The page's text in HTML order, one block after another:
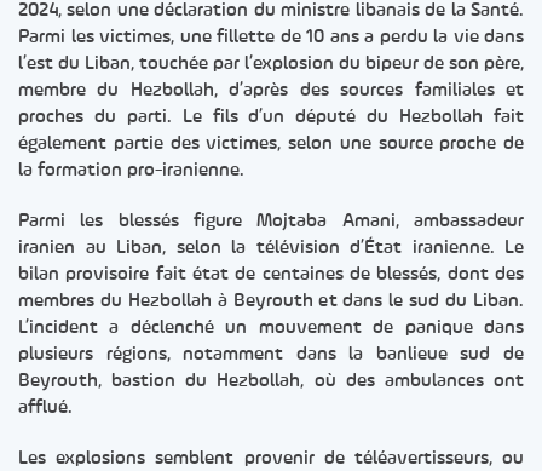
2024, selon une déclaration du ministre libanais de la Santé.
Parmi les victimes, une fillette de 10 ans a perdu la vie dans
l’est du Liban, touchée par l’explosion du bipeur de son père,
membre du Hezbollah, d’après des sources familiales et
proches du parti. Le fils d’un député du Hezbollah fait
également partie des victimes, selon une source proche de
la formation pro-iranienne.
Parmi les blessés figure Mojtaba Amani, ambassadeur
iranien au Liban, selon la télévision d’État iranienne. Le
bilan provisoire fait état de centaines de blessés, dont des
membres du Hezbollah à Beyrouth et dans le sud du Liban.
L’incident a déclenché un mouvement de panique dans
plusieurs régions, notamment dans la banlieue sud de
Beyrouth, bastion du Hezbollah, où des ambulances ont
afflué.
Les explosions semblent provenir de téléavertisseurs, ou